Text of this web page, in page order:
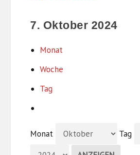
7. Oktober 2024
Monat
Woche
Tag
Monat Tag